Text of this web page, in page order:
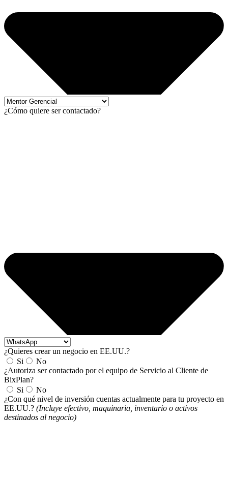
¿Cómo quiere ser contactado?
¿Quieres crear un negocio en EE.UU.?
Si
No
¿Autoriza ser contactado por el equipo de Servicio al Cliente de
BixPlan?
Si
No
¿Con qué nivel de inversión cuentas actualmente para tu proyecto en
EE.UU.? (Incluye efectivo, maquinaria, inventario o activos
destinados al negocio)